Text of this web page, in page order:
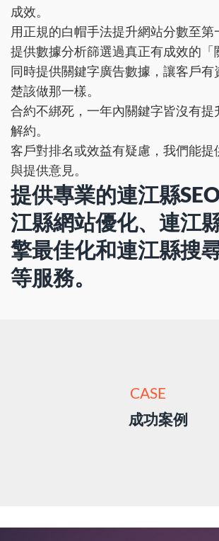
成效。
用正規的白帽手法提升網站分數至第
提供數據分析篩選過真正有成效的「
同時提供關鍵字廣告數據，讓客戶
楚該做那一樣。
合約不綁死，一年內關鍵字皆沒有提
解約。
客戶對排名或效益有疑慮，我們能提
與提供意見。
提供專業的連江縣
江縣網站優化、連江
擎最佳化和連江縣搜
等服務。
CASE
成功案例